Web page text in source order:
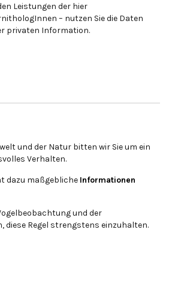
Leistungen der hier
– nutzen Sie die Daten
privaten Information.
und der Natur bitten wir Sie um ein
Verhalten.
dazu maßgebliche Informationen
und der
diese Regel strengstens einzuhalten.